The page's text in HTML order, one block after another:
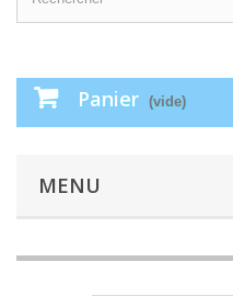
Panier (vide)
MENU